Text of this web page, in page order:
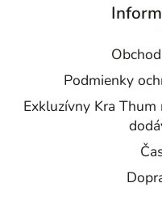
Podmienky
Exkluzívny Kra Thum